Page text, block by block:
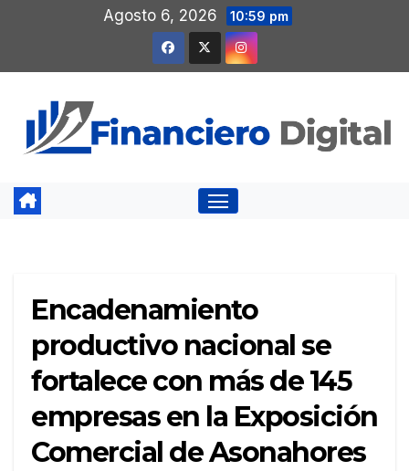
contenido
Agosto 6, 2026 10:59 pm
Encadenamiento
productivo nacional se
fortalece con más de 145
empresas en la Exposición
Comercial de Asonahores